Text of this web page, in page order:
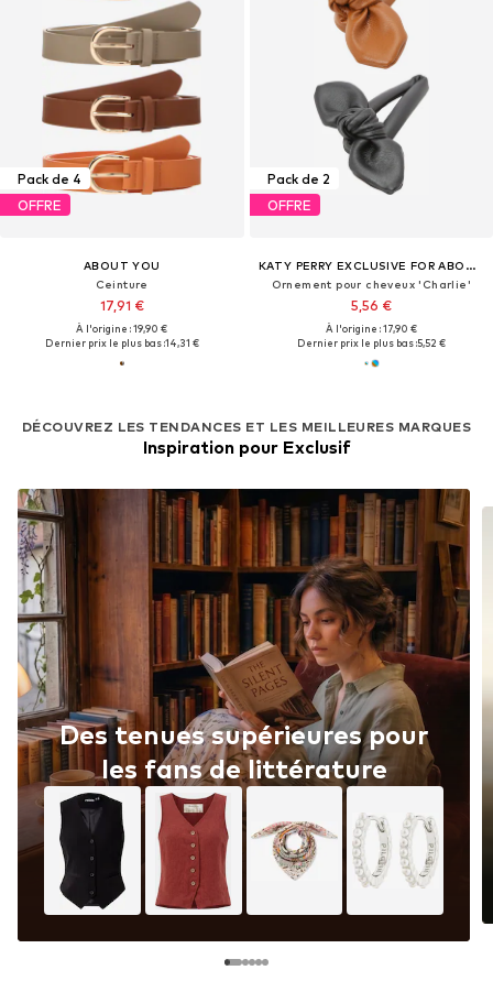
Pack de 4
OFFRE
ABOUT YOU
Ceinture
17,91 €
À l'origine : 19,90 €
Dernier prix le plus bas :14,31 €
Pack de 2
OFFRE
KATY PERRY EXCLUSIVE FOR ABOUT YOU
Ornement pour cheveux 'Charlie'
5,56 €
À l'origine : 17,90 €
Dernier prix le plus bas :5,52 €
DÉCOUVREZ LES TENDANCES ET LES MEILLEURES MARQUES
Inspiration pour Exclusif
Des tenues supérieures pour
les fans de littérature